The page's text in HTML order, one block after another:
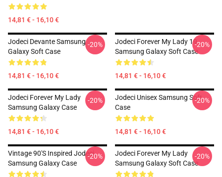
14,81 € - 16,10 €
Jodeci Devante Samsung
Galaxy Soft Case
14,81 € - 16,10 €
-20%
Jodeci Forever My Lady 19
Samsung Galaxy Soft Case
14,81 € - 16,10 €
-20%
Jodeci Forever My Lady
Samsung Galaxy Case
14,81 € - 16,10 €
-20%
Jodeci Unisex Samsung Soft
Case
14,81 € - 16,10 €
-20%
Vintage 90's Inspired Jodeci
Samsung Galaxy Case
-20%
Jodeci Forever My Lady
Samsung Galaxy Soft Case
-20%